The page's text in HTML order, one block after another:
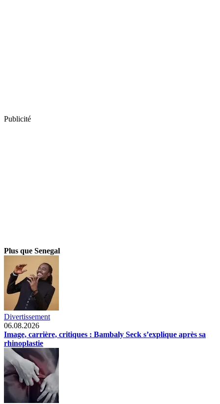
Publicité
Plus que Senegal
Divertissement
06.08.2026
Image, carrière, critiques : Bambaly Seck s’explique après sa
rhinoplastie